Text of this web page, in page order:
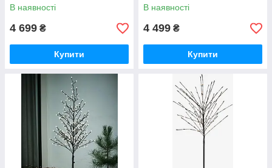
В наявності
4 699 ₴
Купити
В наявності
4 499 ₴
Купити